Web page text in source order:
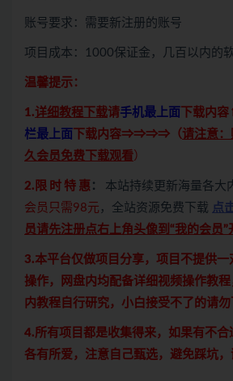
账号要求：需要新注册的账号
项目成本：1000保证金，几百以内的
温馨提示：
1.详细教程下载请手机最上面 下载内
栏最上面
下载内容⇒⇒⇒⇒（请注意
久会员免费下载观看）
2.限 时 特 惠 ： 本站持续更新海量各大
会员只需98元 ，全站资源免费下载 点
员请先注册点右上角头像到“我的会员”
3.本平台仅做项目分享，项目不提供
操作，网盘内均配备详细视频操作教
内教程自行研究，小白接受不了的请勿
4.所有项目都是收集得来，如果有不
各有所爱，注意自己甄选，避免踩坑，